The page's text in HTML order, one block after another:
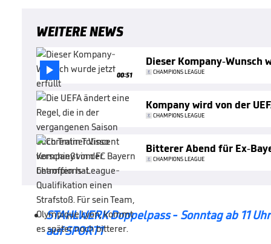
WEITERE NEWS
 00:51
Dieser Kompany-
CHAMPIONS LEAGUE
Kompany wird von der
CHAMPIONS LEAGUE
Bitterer Abend für Ex-
CHAMPIONS LEAGUE
STAHLWERK Doppelpass - Sonntag ab 11
auf SPORT1